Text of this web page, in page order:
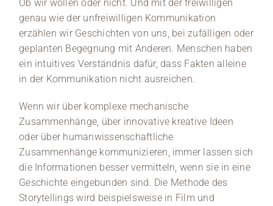
Ob wir wollen oder nicht. Und mit der freiwilligen
genau wie der unfreiwilligen Kommunikation
erzählen wir Geschichten von uns, bei zufälligen oder
geplanten Begegnung mit Anderen. Menschen haben
ein intuitives Verständnis dafür, dass Fakten alleine
in der Kommunikation nicht ausreichen.
Wenn wir über komplexe mechanische
Zusammenhänge, über innovative kreative Ideen
oder über humanwissenschaftliche
Zusammenhänge kommunizieren, immer lassen sich
die Informationen besser vermitteln, wenn sie in eine
Geschichte eingebunden sind. Die Methode des
Storytellings wird beispielsweise in Film und